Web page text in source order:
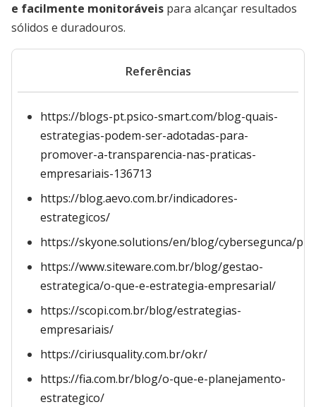
e facilmente monitoráveis para alcançar resultados
sólidos e duradouros.
Referências
https://blogs-pt.psico-smart.com/blog-quais-
estrategias-podem-ser-adotadas-para-
promover-a-transparencia-nas-praticas-
empresariais-136713
https://blog.aevo.com.br/indicadores-
estrategicos/
https://skyone.solutions/en/blog/cybersegunca/
https://www.siteware.com.br/blog/gestao-
estrategica/o-que-e-estrategia-empresarial/
https://scopi.com.br/blog/estrategias-
empresariais/
https://ciriusquality.com.br/okr/
https://fia.com.br/blog/o-que-e-planejamento-
estrategico/